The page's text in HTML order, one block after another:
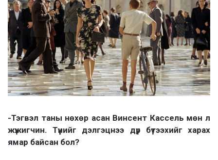
-Тэгвэл таны нөхөр асан Винсент Кассель мөн л
жүжигчин. Түүнийг дэлгэцнээ дүр бүтээхийг харах
ямар байсан бол?